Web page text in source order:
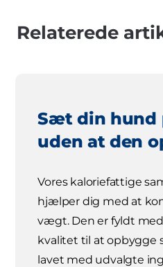
Relaterede
Sæt din
uden at den
Vores kaloriefattige
hjælper dig med at
vægt. Den er fyldt
kvalitet til at opbygge
lavet med udvalgte